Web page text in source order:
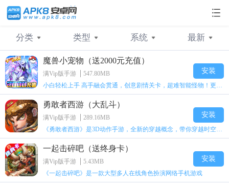
分类
不限 横版格斗 卡牌手游
经营策略 角色RPG 变态手游
满Vip版手游 H5游戏 手机游戏
GM手游
类型
不限 卡牌 角色
策略 放置 动作
休闲 二次元
系统
不限 安卓 苹果
最新
最新 人气
魔兽小宠物（送2000元充值）
满Vip版手游
547.80MB
安装
勇敢者西游（大乱斗）
满Vip版手游
289.16MB
安装
一起击碎吧（送终身卡）
满Vip版手游
5.43MB
《一起击碎吧》是一款大型多人在线角色扮演网络手机游戏
安装